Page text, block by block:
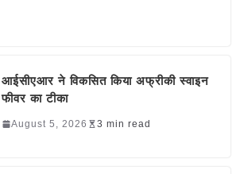
आईसीएआर ने विकसित किया अफ्रीकी स्वाइन
फीवर का टीका
August 5, 2026 3 min read